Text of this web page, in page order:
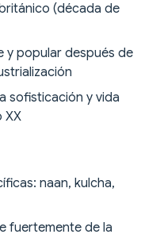
(década de
y popular después de
sofisticación y vida
XX
naan, kulcha,
fuertemente de la